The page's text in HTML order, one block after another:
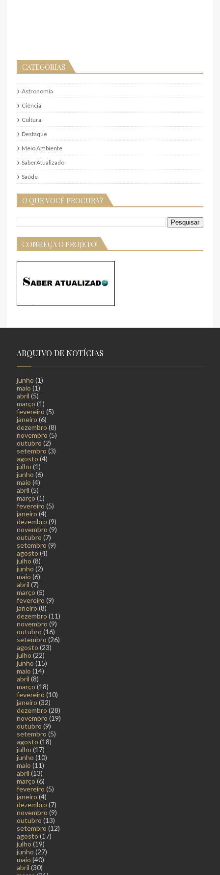
CATEGORIAS
Astronomia
Ciência
Cultura
Destaque
Meio Ambiente
SaberAtualizado
Saúde
O QUE VOCÊ PROCURA?
CONHEÇA O PROJETO!
ARQUIVO DE NOTÍCIAS
junho (1)
maio (1)
abril (5)
março (1)
fevereiro (5)
janeiro (6)
dezembro (8)
novembro (5)
outubro (2)
setembro (3)
agosto (4)
julho (1)
junho (6)
maio (4)
abril (5)
março (1)
fevereiro (5)
janeiro (4)
dezembro (9)
novembro (9)
outubro (7)
setembro (9)
agosto (4)
julho (8)
junho (2)
maio (6)
abril (7)
março (5)
fevereiro (9)
janeiro (8)
dezembro (11)
novembro (9)
outubro (16)
setembro (26)
agosto (23)
julho (22)
junho (15)
maio (14)
abril (8)
março (18)
fevereiro (10)
janeiro (32)
dezembro (28)
novembro (19)
outubro (9)
setembro (5)
agosto (18)
julho (17)
junho (10)
maio (11)
abril (13)
março (6)
fevereiro (5)
janeiro (4)
dezembro (7)
novembro (9)
outubro (13)
setembro (12)
agosto (17)
julho (19)
junho (27)
maio (40)
abril (30)